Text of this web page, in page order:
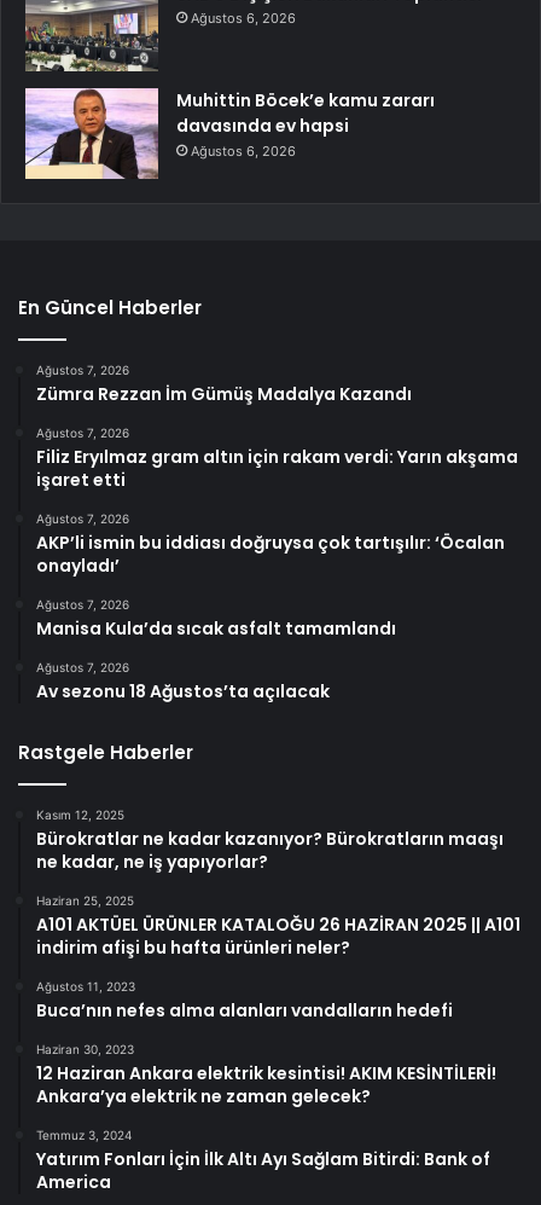
Ağustos 6, 2026
Muhittin Böcek’e kamu zararı
davasında ev hapsi
Ağustos 6, 2026
En Güncel Haberler
Ağustos 7, 2026
Zümra Rezzan İm Gümüş Madalya Kazandı
Ağustos 7, 2026
Filiz Eryılmaz gram altın için rakam verdi: Yarın akşama
işaret etti
Ağustos 7, 2026
AKP’li ismin bu iddiası doğruysa çok tartışılır: ‘Öcalan
onayladı’
Ağustos 7, 2026
Manisa Kula’da sıcak asfalt tamamlandı
Ağustos 7, 2026
Av sezonu 18 Ağustos’ta açılacak
Rastgele Haberler
Kasım 12, 2025
Bürokratlar ne kadar kazanıyor? Bürokratların maaşı
ne kadar, ne iş yapıyorlar?
Haziran 25, 2025
A101 AKTÜEL ÜRÜNLER KATALOĞU 26 HAZİRAN 2025 || A101
indirim afişi bu hafta ürünleri neler?
Ağustos 11, 2023
Buca’nın nefes alma alanları vandalların hedefi
Haziran 30, 2023
12 Haziran Ankara elektrik kesintisi! AKIM KESİNTİLERİ!
Ankara’ya elektrik ne zaman gelecek?
Temmuz 3, 2024
Yatırım Fonları İçin İlk Altı Ayı Sağlam Bitirdi: Bank of
America